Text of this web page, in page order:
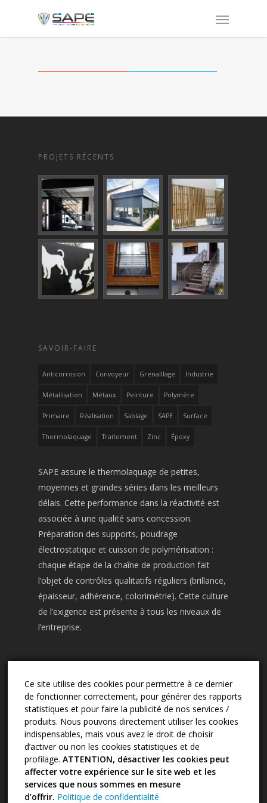
PROJETS RÉCENTS
SAVOIR-FAIRE
Anticorrosion Convoyeur Grenaillage Industrie
Métallisation Métaux Peinture Polymère
Primaire Réalisation Sablage SAPE Surface
Thermolaquage Traitement Zinc Époxy
SAPE assure le thermolaquage de petites,
moyennes et grandes séries dans les meilleurs
délais. Cette performance dans la réactivité est
associée à une qualité sans concession.
Préparation des supports, poudrage
électrostatique et cuisson de polymérisation :
chaque étape de la chaîne de production fait
l’objet de contrôles qualitatifs réguliers (brillance,
épaisseur, adhérence, colorimétrie). Cette culture
de l’exigence est présente à tous les niveaux de
l’entreprise.
CONTACT
03.24.57.02.13
sape.2d@wanadoo.fr
17 rue Camille Didier - 08000 Charleville-
Mézières
Ce site utilise des cookies pour permettre à ce dernier
de fonctionner correctement, pour générer des rapports
statistiques et pour faire la publicité de nos services /
produits. Nous pouvons directement utiliser les cookies
indispensables, mais vous avez le droit de choisir
d’activer ou non les cookies statistiques et de
profilage.ATTENTION, désactiver les cookies peut
affecter votre expérience sur le site web et les
services que nous sommes en mesure
d’offrir. Politique de confidentialité